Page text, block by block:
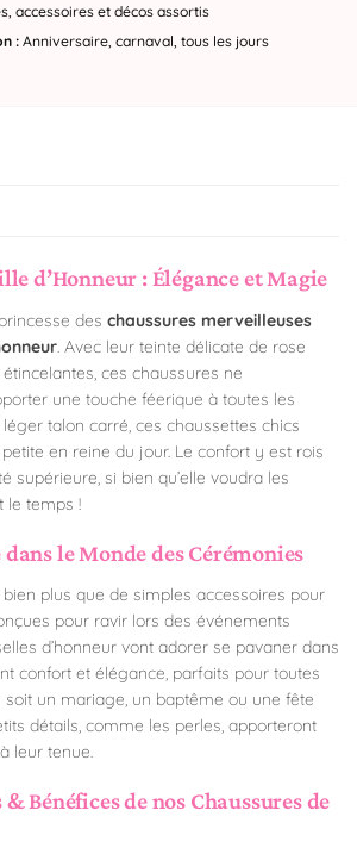
accessoires et décos assortis
: Anniversaire, carnaval, tous les jours
d’Honneur : Élégance et Magie
des chaussures merveilleuses
. Avec leur teinte délicate de rose
ces chaussures ne
une touche féerique à toutes les
talon carré, ces chaussettes chics
en reine du jour. Le confort y est rois
supérieure, si bien qu’elle voudra les
le temps !
dans le Monde des Cérémonies
plus que de simples accessoires pour
pour ravir lors des événements
d’honneur vont adorer se pavaner dans
confort et élégance, parfaits pour toutes
soit un mariage, un baptême ou une fête
détails, comme les perles, apporteront
leur tenue.
Bénéfices de nos Chaussures de